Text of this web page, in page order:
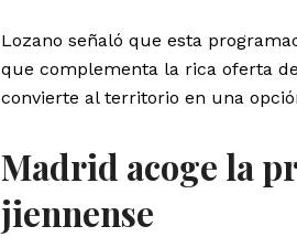
Lozano señaló que esta
que complementa la rica oferta
convierte al territorio en una
Madrid acoge la
jiennense